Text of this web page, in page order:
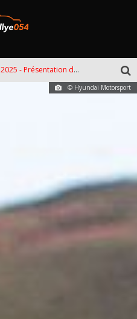
Chevrotines 2025 - Présentation de l'épreuve
EBR 2025 - Présentation de l'épreuve
© Hyundai Motorsport